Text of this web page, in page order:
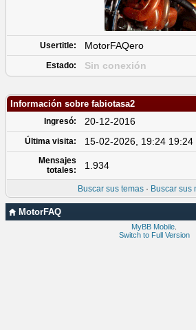
Usertitle: MotorFAQero
Estado: Sin conexión
Información sobre fabiotasa2
Ingresó: 20-12-2016
Última visita: 15-02-2026, 19:24 19:24
Mensajes
totales:
1.934
Buscar sus temas · Buscar sus
MotorFAQ
MyBB Mobile
Switch to Full Version